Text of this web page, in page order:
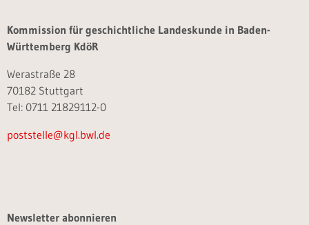
Kommission für geschichtliche Landeskunde in Baden-
Württemberg KdöR
Werastraße 28
70182 Stuttgart
Tel: 0711 21829112-0
poststelle@kgl.bwl.de
Newsletter abonnieren